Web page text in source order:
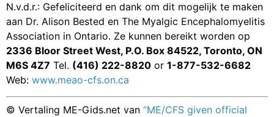
N.v.d.r.: Gefeliciteerd en dank om dit mogelijk te maken
aan Dr. Alison Bested en The Myalgic Encephalomyelitis
Association in Ontario. Ze kunnen bereikt worden op
2336 Bloor Street West, P.O. Box 84522, Toronto, ON
M6S 4Z7 Tel. (416) 222-8820 or 1-877-532-6682
Web: www.meao-cfs.on.ca
© Vertaling ME-Gids.net van “ME/CFS given official